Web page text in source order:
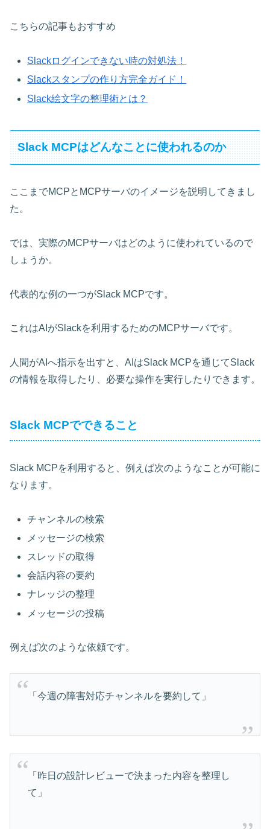
こちらの記事もおすすめ
Slackログインできない時の対処法！
Slackスタンプの作り方完全ガイド！
Slack絵文字の整理術とは？
Slack MCPはどんなことに使われるのか
ここまでMCPとMCPサーバのイメージを説明してきまし
た。
では、実際のMCPサーバはどのように使われているので
しょうか。
代表的な例の一つがSlack MCPです。
これはAIがSlackを利用するためのMCPサーバです。
人間がAIへ指示を出すと、AIはSlack MCPを通じてSlack
の情報を取得したり、必要な操作を実行したりできます。
Slack MCPでできること
Slack MCPを利用すると、例えば次のようなことが可能に
なります。
チャンネルの検索
メッセージの検索
スレッドの取得
会話内容の要約
ナレッジの整理
メッセージの投稿
例えば次のような依頼です。
「今週の障害対応チャンネルを要約して」
「昨日の設計レビューで決まった内容を整理し
て」